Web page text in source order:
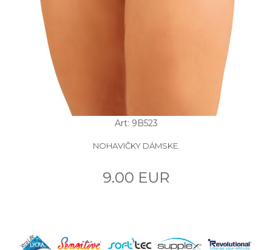
Art: 9B523
NOHAVIČKY DÁMSKE.
9.00 EUR